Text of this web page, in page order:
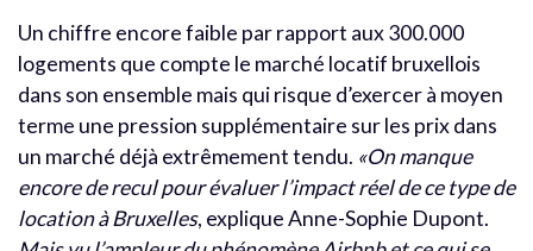
Un chiffre encore faible par rapport aux 300.000
logements que compte le marché locatif bruxellois
dans son ensemble mais qui risque d’exercer à moyen
terme une pression supplémentaire sur les prix dans
un marché déjà extrêmement tendu. «On manque
encore de recul pour évaluer l’impact réel de ce type de
location à Bruxelles, explique Anne-Sophie Dupont.